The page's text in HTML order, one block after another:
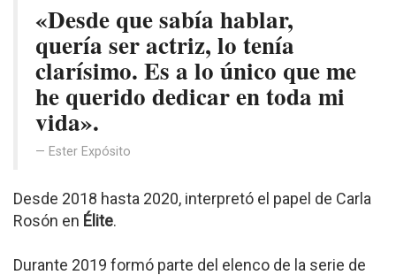
«Desde que sabía hablar,
quería ser actriz, lo tenía
clarísimo. Es a lo único que me
he querido dedicar en toda mi
vida».
Ester Expósito
Desde 2018 hasta 2020, interpretó el papel de Carla
Rosón en Élite.
Durante 2019 formó parte del elenco de la serie de